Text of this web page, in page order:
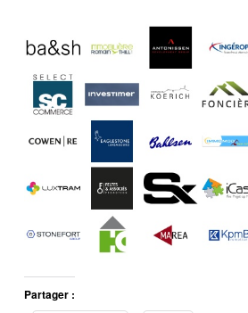
Partager :